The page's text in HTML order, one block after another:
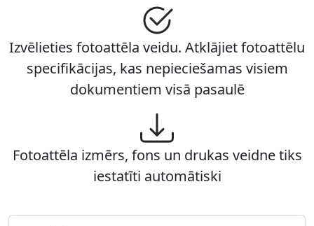
Izvēlieties fotoattēla veidu. Atklājiet fotoattēlu
specifikācijas, kas nepieciešamas visiem
dokumentiem visā pasaulē
Fotoattēla izmērs, fons un drukas veidne tiks
iestatīti automātiski